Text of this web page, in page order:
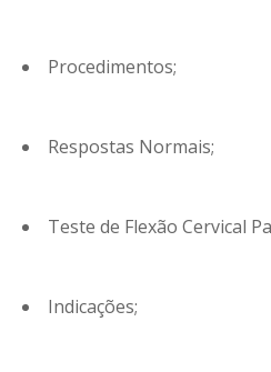
Procedimentos;
Respostas Normais;
Teste de Flexão Cervical
Indicações;